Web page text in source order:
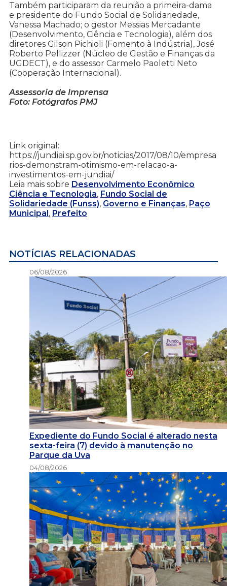
Também participaram da reunião a primeira-dama
e presidente do Fundo Social de Solidariedade,
Vanessa Machado; o gestor Messias Mercadante
(Desenvolvimento, Ciência e Tecnologia), além dos
diretores Gilson Pichioli (Fomento à Indústria), José
Roberto Pellizzer (Núcleo de Gestão e Finanças da
UGDECT), e do assessor Carmelo Paoletti Neto
(Cooperação Internacional).
Assessoria de Imprensa
Foto: Fotógrafos PMJ
Link original:
https://jundiai.sp.gov.br/noticias/2017/08/10/empresa
rios-demonstram-otimismo-em-relacao-a-
investimentos-em-jundiai/
Leia mais sobre Desenvolvimento Econômico
Ciência e Tecnologia, Fundo Social de
Solidariedade (Funss), Governo e Finanças, Paço
Municipal, Prefeito
NOTÍCIAS RELACIONADAS
06/08/2026
Expediente do Fundo Social é alterado nesta
sexta-feira (7) devido à manutenção no
Parque da Uva
04/08/2026